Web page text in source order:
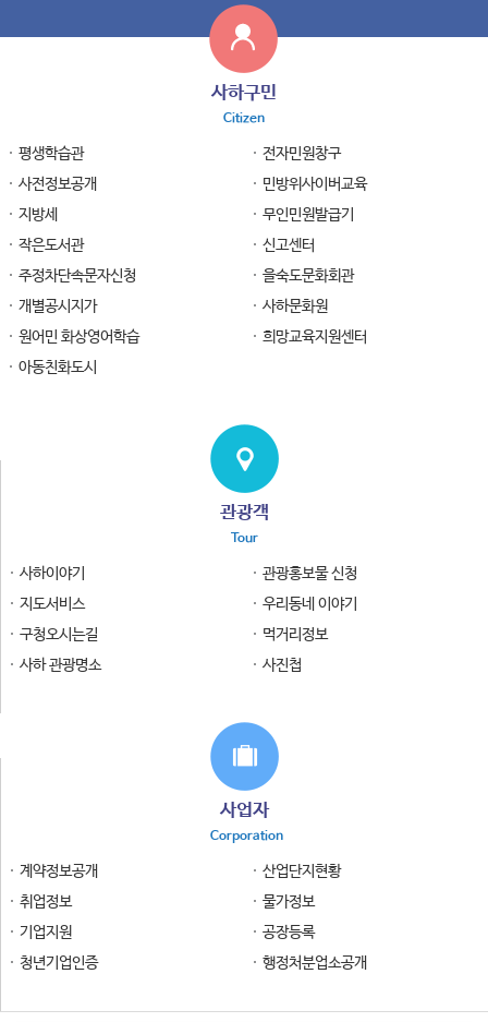
사하구민
Citizen
평생학습관
전자민원창구
사전정보공개
민방위사이버교육
지방세
무인민원발급기
작은도서관
신고센터
주정차단속문자신청
을숙도문화회관
개별공시지가
사하문화원
원어민 화상영어학습
희망교육지원센터
아동친화도시
관광객
Tour
사하이야기
관광홍보물 신청
지도서비스
우리동네 이야기
구청오시는길
먹거리정보
사하 관광명소
사진첩
사업자
Corporation
계약정보공개
산업단지현황
취업정보
물가정보
기업지원
공장등록
청년기업인증
행정처분업소공개